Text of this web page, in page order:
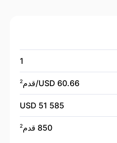
1
60.66 USD/ قدم2
51 585 USD
850 قدم 2